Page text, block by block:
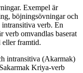
Exempel är
böjningsövningar och
verb. En
verb omvandlas baserat
eller framtid.
intransitiva (Akarmak)
Kriya-verb